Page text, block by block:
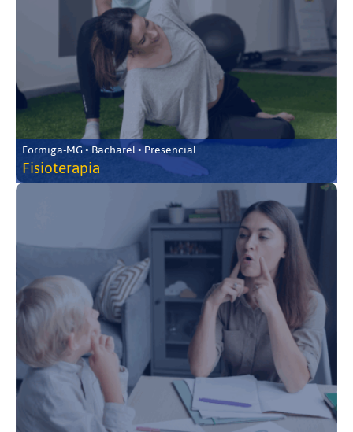
Formiga-MG • Bacharel • Presencial
Fisioterapia